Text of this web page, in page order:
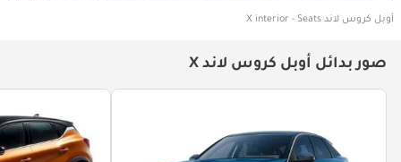
أوبل كروس لاند X interior - Seats
صور بدائل أوبل كروس لاند X